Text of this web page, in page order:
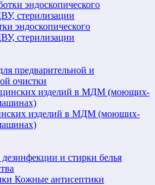
эндоскопического
стерилизации
предварительной и
очистки
изделий в МДМ (моющих-
дезинфекции и стирки белья
Кожные антисептики